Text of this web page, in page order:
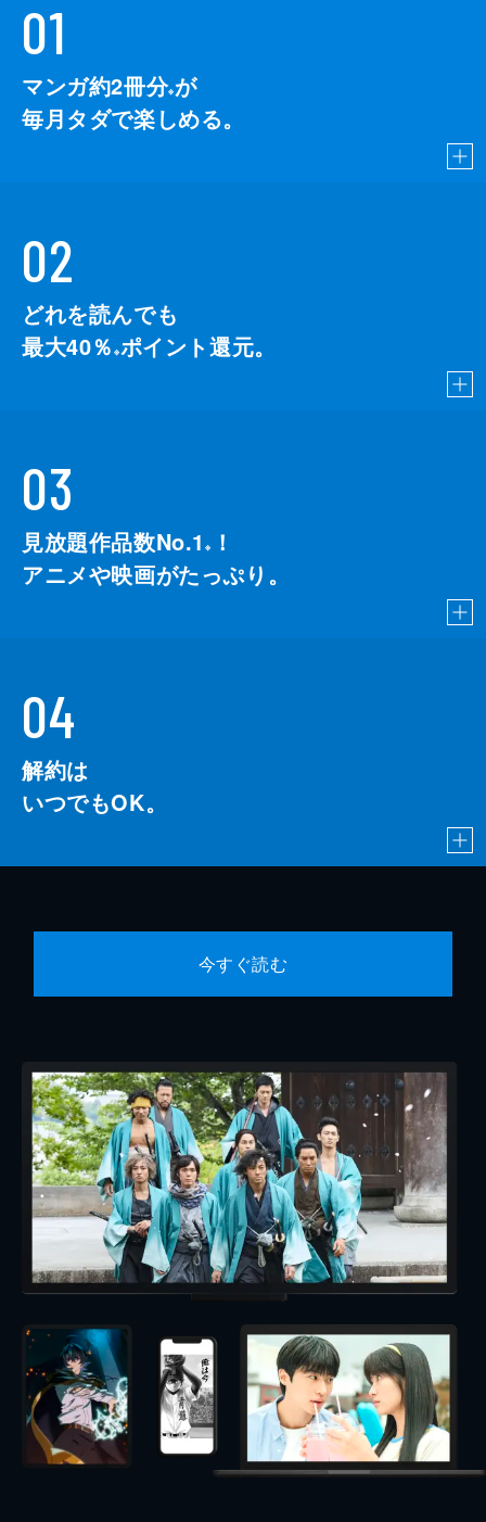
01
マンガ約2冊分※が
毎月タダで楽しめる。
02
どれを読んでも
最大40％ ※ポイント還元。
03
見放題作品数No.1 ※
！
アニメや映画がたっぷり。
04
解約は
いつでもOK。
今すぐ読む